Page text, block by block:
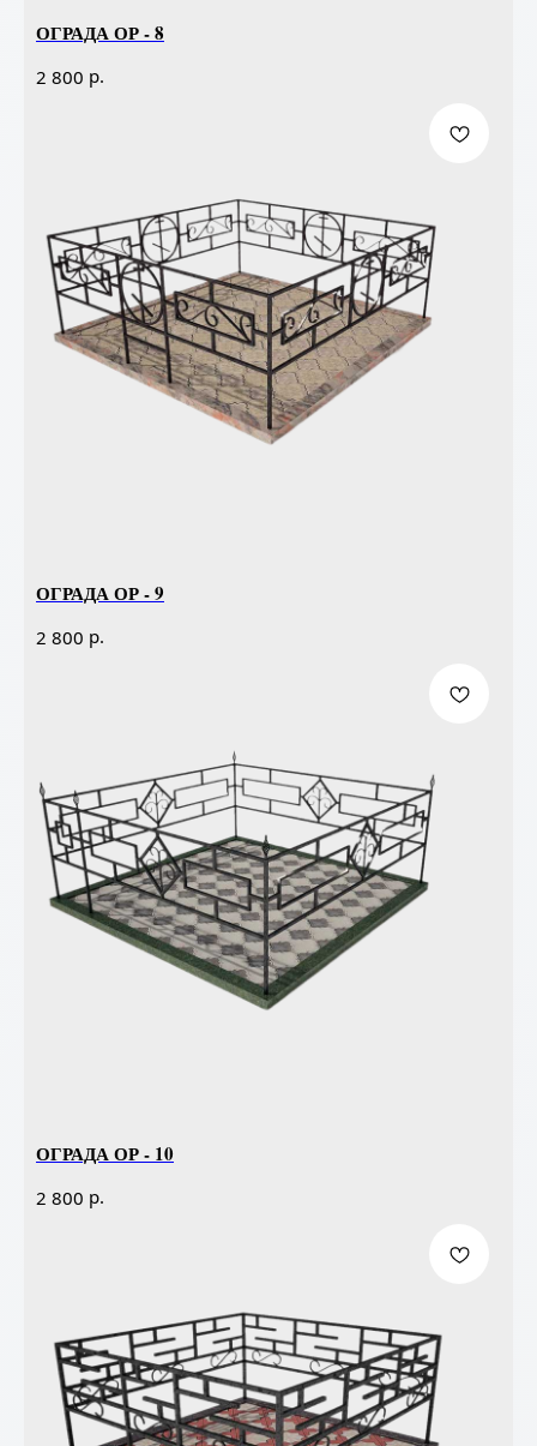
ОГРАДА ОР - 8
2 800 р.
ОГРАДА ОР - 9
2 800 р.
ОГРАДА ОР - 10
2 800 р.